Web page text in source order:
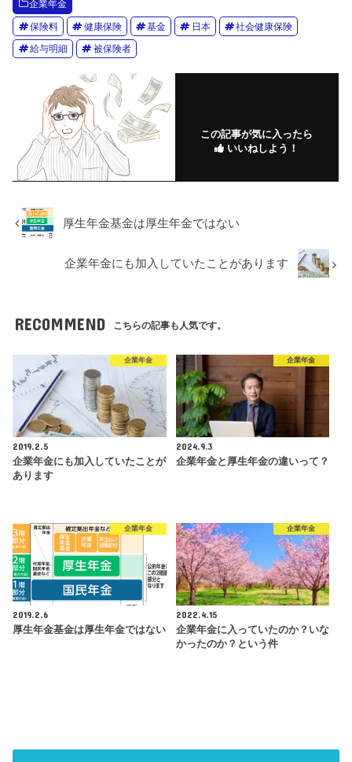
企業年金
保険料 健康保険 基金 日本 社会健康保険
給与明細 被保険者
この記事が気に入ったら
いいねしよう！
厚生年金基金は厚生年金ではない
企業年金にも加入していたことがあります
RECOMMEND こちらの記事も人気です。
企業年金
2019.2.5
企業年金にも加入していたことが
あります
企業年金
2024.9.3
企業年金と厚生年金の違いって？
企業年金
2019.2.6
厚生年金基金は厚生年金ではない
企業年金
2022.4.15
企業年金に入っていたのか？いな
かったのか？という件